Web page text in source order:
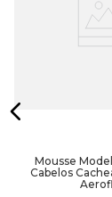
Mousse
Cabelos